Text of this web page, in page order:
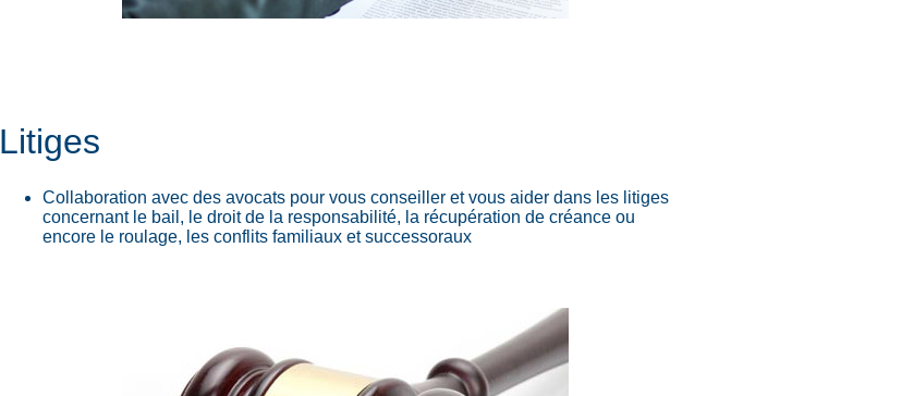
Litiges
Collaboration avec des avocats pour vous conseiller et vous aider dans les litiges
concernant le bail, le droit de la responsabilité, la récupération de créance ou
encore le roulage, les conflits familiaux et successoraux